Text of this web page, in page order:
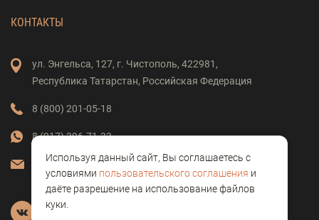
КОНТАКТЫ
ул. Энгельса, 127, г. Чистополь, 422981,
Республика Татарстан, Российская Федерация
8 (800) 201-05-18
8 (917) 396-71-33
vostok-clock@mail.ru
Используя данный сайт, Вы соглашаетесь с
условиями пользовательского соглашения и
даёте разрешение на использование файлов
куки.